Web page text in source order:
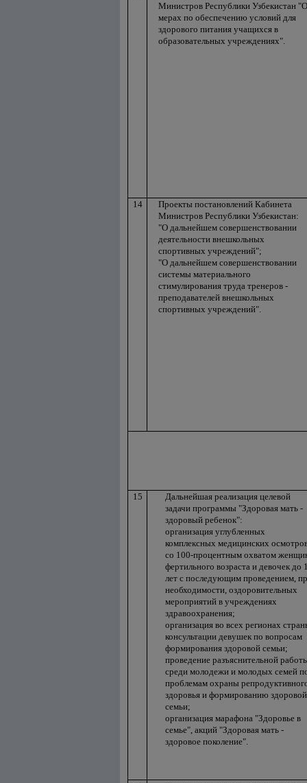
Министров Республики Узбекистан "О
мерах по обеспечению условий для
здорового питания учащихся в
образовательных учреждениях".
14
Проекты постановлений Кабинета
Министров Республики Узбекистан:
"О дальнейшем совершенствовании
деятельности внешкольных
спортивных учреждений";
"О дальнейшем совершенствовании
системы материального
стимулирования труда тренеров -
преподавателей внешкольных
спортивных учреждений".
15
Дальнейшая реализация целевой
задачи программы "Здоровая мать -
здоровый ребенок":
организация углубленных
комплексных медицинских
со 100-процентным охватом
фертильного возраста и девочек до
лет с последующим проведением,
необходимости, оздоровительных
мероприятий в учреждениях
здравоохранения;
организация во всех регионах
консультации девушек по вопросам
формирования здоровой семьи;
проведение разъяснительной
среди молодежи и молодых семей
проблемам охраны
здоровья и формированию здоровой
семьи;
организация марафона "Здоровье в
семье", акций "Здоровая мать -
здоровое поколение".